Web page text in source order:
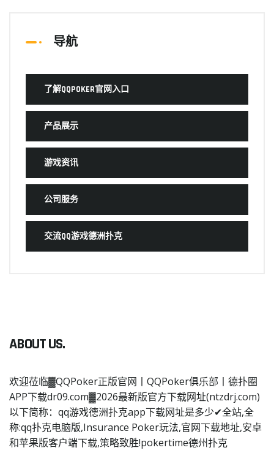
导航
了解QQPOKER官网入口
产品展示
游戏资讯
公司服务
交流QQ游戏德洲扑克
ABOUT US.
欢迎莅临▓QQPoker正版官网丨QQPoker俱乐部丨德扑圈
APP下载dr09.com▓2026最新版官方下载网址(ntzdrj.com)
以下简称：qq游戏德洲扑克app下载网址是多少✔全站,全
称:qq扑克电脑版,Insurance Poker玩法,官网下载地址,安卓
和苹果版客户端下载,策略致胜!pokertime德州扑克